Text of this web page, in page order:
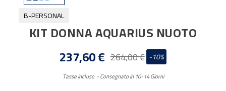
B-PERSONAL
KIT DONNA AQUARIUS NUOTO
237,60 € 264,00 € -10%
Tasse incluse Consegnato in 10-14 Giorni